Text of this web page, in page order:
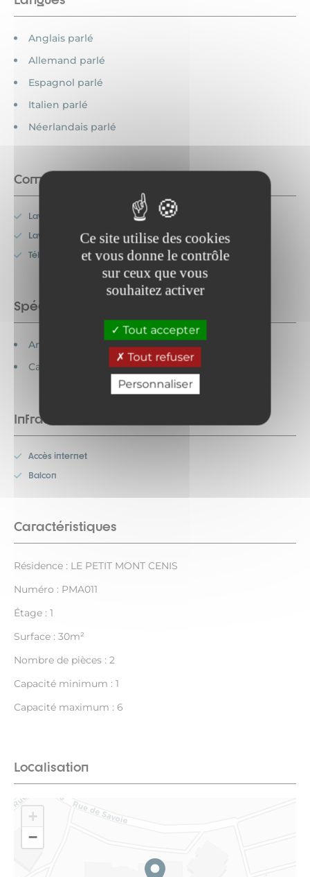
Ce site utilise des cookies
et vous donne le contrôle
sur ceux que vous
souhaitez activer
Tout accepter
Tout refuser
Personnaliser
Anglais parlé
Allemand parlé
Espagnol parlé
Italien parlé
Néerlandais parlé
Commodités
Lave-linge
Lave-vaisselle
Télévision
Spécificités
Animaux acceptés
Cartes bancaires acceptées
Infrastructures
Accès internet
Balcon
Caractéristiques
Résidence : LE PETIT MONT CENIS
Numéro : PMA011
Étage : 1
Surface : 30m²
Nombre de pièces : 2
Capacité minimum : 1
Capacité maximum : 6
Localisation
+
−